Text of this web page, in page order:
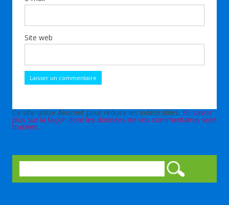
Site web
Ce site utilise Akismet pour réduire les indésirables.En savoir
plus sur la façon dont les données de vos commentaires sont
traitées.